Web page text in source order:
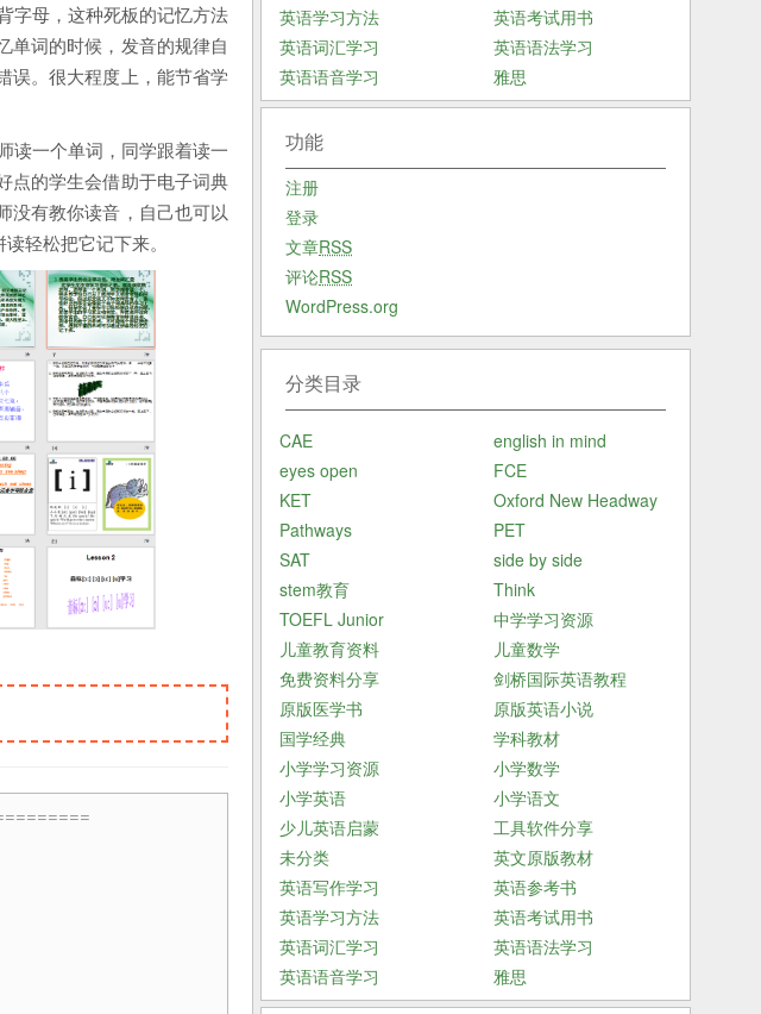
字母，这种死板的记忆方法
单词的时候，发音的规律自
误。很大程度上，能节省学
读一个单词，同学跟着读一
点的学生会借助于电子词典
没有教你读音，自己也可以
轻松把它记下来。
英语学习方法
英语考试用书
英语词汇学习
英语语法学习
英语语音学习
雅思
功能
注册
登录
文章RSS
评论RSS
WordPress.org
分类目录
CAE
english in mind
eyes open
FCE
KET
Oxford New Headway
Pathways
PET
SAT
side by side
stem教育
Think
TOEFL Junior
中学学习资源
儿童教育资料
儿童数学
免费资料分享
剑桥国际英语教程
原版医学书
原版英语小说
国学经典
学科教材
小学学习资源
小学数学
小学英语
小学语文
少儿英语启蒙
工具软件分享
未分类
英文原版教材
英语写作学习
英语参考书
英语学习方法
英语考试用书
英语词汇学习
英语语法学习
英语语音学习
雅思